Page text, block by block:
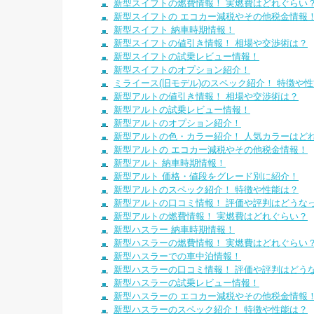
新型スイフトの燃費情報！ 実燃費はどれぐらい？
新型スイフトの エコカー減税やその他税金情報！
新型スイフト 納車時期情報！
新型スイフトの値引き情報！ 相場や交渉術は？
新型スイフトの試乗レビュー情報！
新型スイフトのオプション紹介！
ミライース(旧モデル)のスペック紹介！ 特徴や性
新型アルトの値引き情報！ 相場や交渉術は？
新型アルトの試乗レビュー情報！
新型アルトのオプション紹介！
新型アルトの色・カラー紹介！ 人気カラーはど
新型アルトの エコカー減税やその他税金情報！
新型アルト 納車時期情報！
新型アルト 価格・値段をグレード別に紹介！
新型アルトのスペック紹介！ 特徴や性能は？
新型アルトの口コミ情報！ 評価や評判はどうな
新型アルトの燃費情報！ 実燃費はどれぐらい？
新型ハスラー 納車時期情報！
新型ハスラーの燃費情報！ 実燃費はどれぐらい？
新型ハスラーでの車中泊情報！
新型ハスラーの口コミ情報！ 評価や評判はどう
新型ハスラーの試乗レビュー情報！
新型ハスラーの エコカー減税やその他税金情報！
新型ハスラーのスペック紹介！ 特徴や性能は？